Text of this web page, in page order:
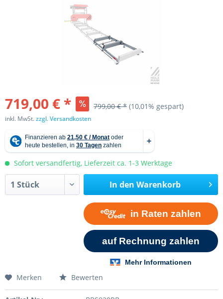
719,00 € * 799,00 € * (10,01% gespart)
inkl. MwSt.zzgl. Versandkosten
Sofort versandfertig, Lieferzeit ca. 1-3 Werktage
In den Warenkorb
Merken Bewerten